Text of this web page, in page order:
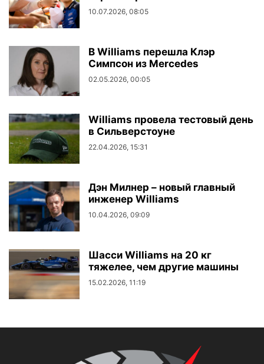
10.07.2026, 08:05
В Williams перешла Клэр
Симпсон из Mercedes
02.05.2026, 00:05
Williams провела тестовый день
в Сильверстоуне
22.04.2026, 15:31
Дэн Милнер – новый главный
инженер Williams
10.04.2026, 09:09
Шасси Williams на 20 кг
тяжелее, чем другие машины
15.02.2026, 11:19